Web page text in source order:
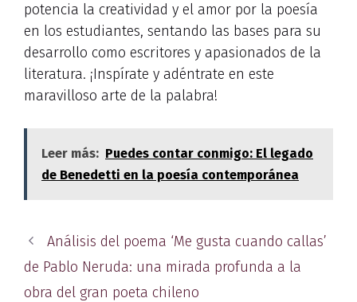
potencia la creatividad y el amor por la poesía
en los estudiantes, sentando las bases para su
desarrollo como escritores y apasionados de la
literatura. ¡Inspírate y adéntrate en este
maravilloso arte de la palabra!
Leer más: Puedes contar conmigo: El legado
de Benedetti en la poesía contemporánea
Análisis del poema ‘Me gusta cuando callas’
de Pablo Neruda: una mirada profunda a la
obra del gran poeta chileno